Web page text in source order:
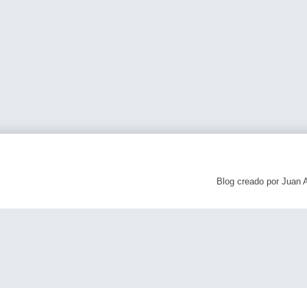
Blog creado por Juan